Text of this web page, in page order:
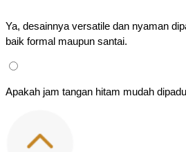
Ya, desainnya versatile dan nyaman
baik formal maupun santai.
Apakah jam tangan hitam mudah